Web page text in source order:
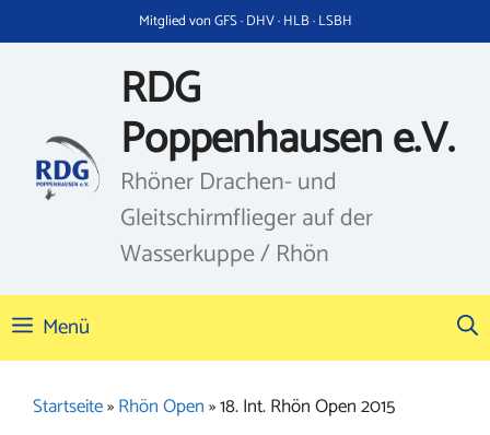
Inhalt
Mitglied von GFS · DHV · HLB · LSBH
RDG
Poppenhausen e.V.
Rhöner Drachen- und
Gleitschirmflieger auf der
Wasserkuppe / Rhön
Menü
Startseite»Rhön Open»18. Int. Rhön Open 2015